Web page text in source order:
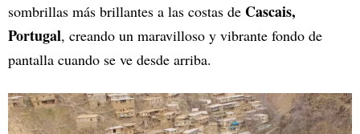
sombrillas más brillantes a las costas de Cascais,
Portugal, creando un maravilloso y vibrante fondo de
pantalla cuando se ve desde arriba.